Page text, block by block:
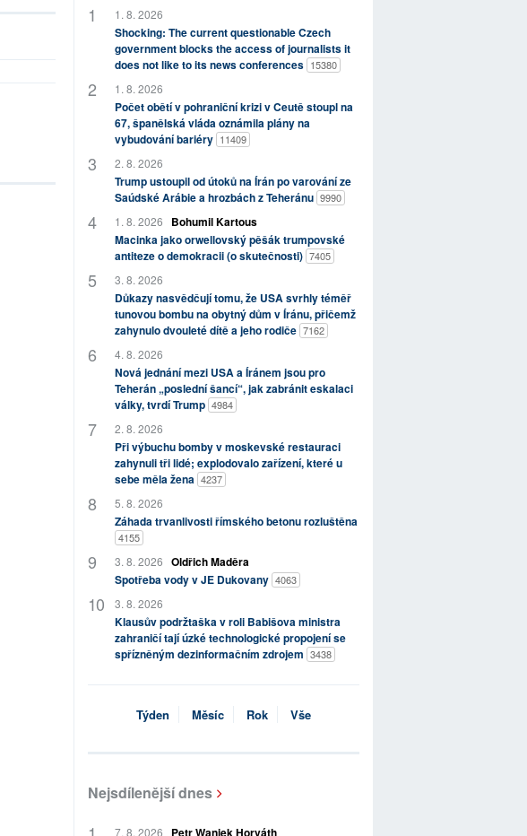
1. 8. 2026
Shocking: The current questionable Czech
government blocks the access of journalists it
does not like to its news conferences 15380
1. 8. 2026
Počet obětí v pohraniční krizi v Ceutě stoupl na
67, španělská vláda oznámila plány na
vybudování bariéry 11409
2. 8. 2026
Trump ustoupil od útoků na Írán po varování ze
Saúdské Arábie a hrozbách z Teheránu 9990
1. 8. 2026
Bohumil Kartous
Macinka jako orwellovský pěšák trumpovské
antiteze o demokracii (o skutečnosti) 7405
3. 8. 2026
Důkazy nasvědčují tomu, že USA svrhly téměř
tunovou bombu na obytný dům v Íránu, přičemž
zahynulo dvouleté dítě a jeho rodiče 7162
4. 8. 2026
Nová jednání mezi USA a Íránem jsou pro
Teherán „poslední šancí“, jak zabránit eskalaci
války, tvrdí Trump 4984
2. 8. 2026
Při výbuchu bomby v moskevské restauraci
zahynuli tři lidé; explodovalo zařízení, které u
sebe měla žena 4237
5. 8. 2026
Záhada trvanlivosti římského betonu rozluštěna
4155
3. 8. 2026 Oldřich Maděra
Spotřeba vody v JE Dukovany 4063
3. 8. 2026
Klausův podržtaška v roli Babišova ministra
zahraničí tají úzké technologické propojení se
spřízněným dezinformačním zdrojem 3438
Týden Měsíc Rok Vše
Nejsdílenější dnes
7. 8. 2026 Petr Waniek Horváth